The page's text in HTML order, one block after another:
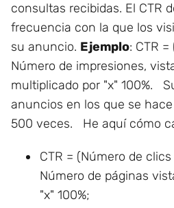
consultas recibidas. El CTR
frecuencia con la que los
su anuncio. Ejemplo: CTR
Número de impresiones,
multiplicado por "x" 100%.
anuncios en los que se
500 veces. He aquí cómo
CTR = (Número de
Número de páginas
"x" 100%;